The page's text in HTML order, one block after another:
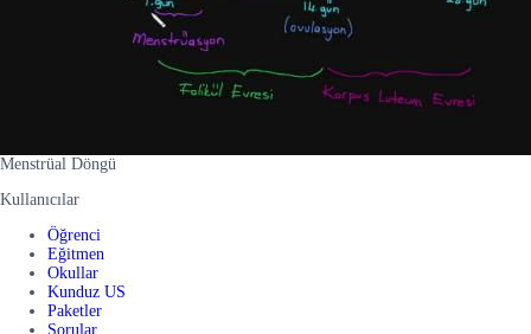
Menstrüal Döngü
Kullanıcılar
Öğrenci
Eğitmen
Okullar
Kunduz US
Paketler
Sorular